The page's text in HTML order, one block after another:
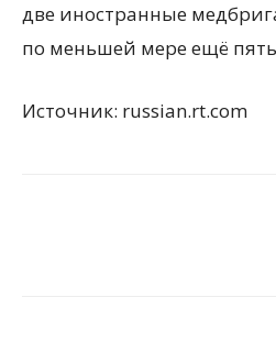
две иностранные
по меньшей мере ещё
Источник: russian.rt.com